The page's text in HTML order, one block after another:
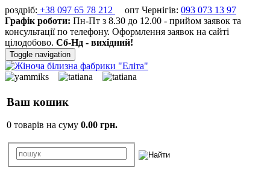
роздріб: +38 097 65 78 212 опт Чернігів: 093 073 13 97
Графік роботи: Пн-Пт з 8.30 до 12.00 - прийом заявок та
консультації по телефону. Оформлення заявок на сайті
цілодобово. Сб-Нд - вихідний!
Toggle navigation
Ваш кошик
0 товарів на суму 0.00 грн.